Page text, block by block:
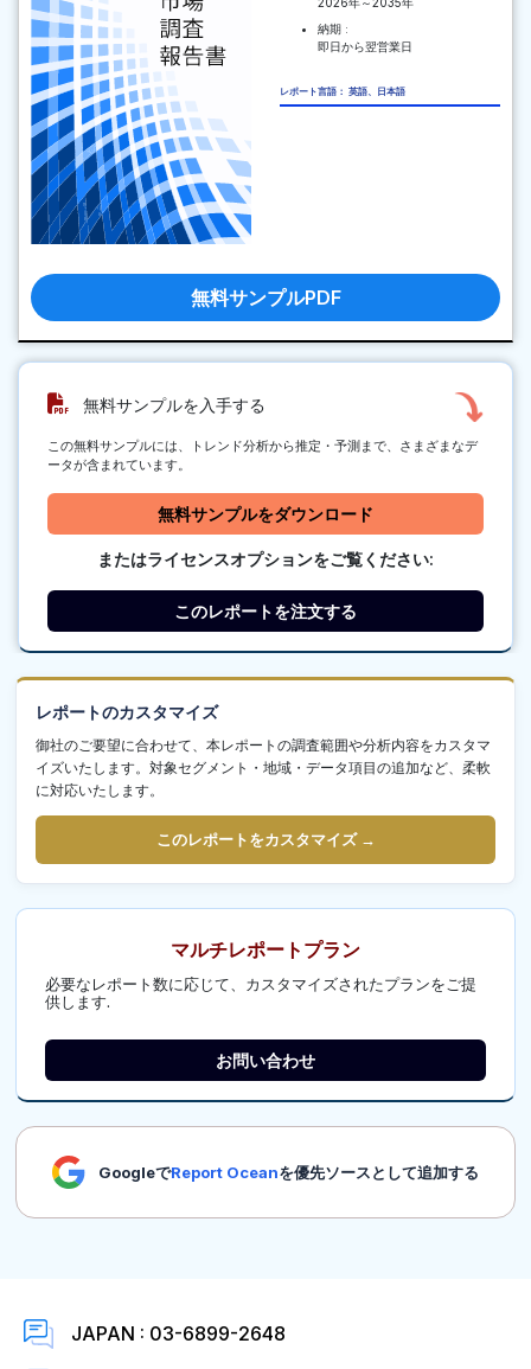
納期 :
即日から翌営業日
レポート言語： 英語、日本語
無料サンプルPDF
無料サンプルを入手する
この無料サンプルには、トレンド分析から推定・予測まで、さまざまなデ
ータが含まれています。
無料サンプルをダウンロード
またはライセンスオプションをご覧ください:
このレポートを注文する
レポートのカスタマイズ
御社のご要望に合わせて、本レポートの調査範囲や分析内容をカスタマ
イズいたします。対象セグメント・地域・データ項目の追加など、柔軟
に対応いたします。
このレポートをカスタマイズ →
マルチレポートプラン
必要なレポート数に応じて、カスタマイズされたプランをご提
供します.
お問い合わせ
GoogleでReport Oceanを優先ソースとして追加する
JAPAN : 03-6899-2648